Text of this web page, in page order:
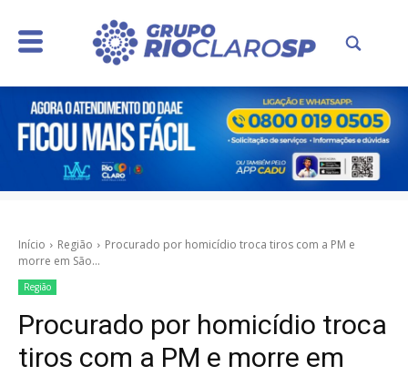
Início Região
Procurado por homicídio troca tiros com a PM e
morre em São...
Região
Procurado por homicídio troca
tiros com a PM e morre em